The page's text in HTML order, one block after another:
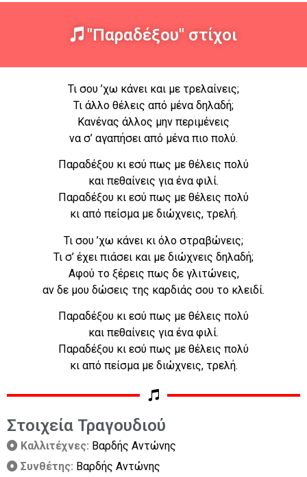
"Παραδέξου" στίχοι
Τι σου ’χω κάνει και με τρελαίνεις;
Τι άλλο θέλεις από μένα δηλαδή;
Κανένας άλλος μην περιμένεις
να σ’ αγαπήσει από μένα πιο πολύ.
Παραδέξου κι εσύ πως με θέλεις πολύ
και πεθαίνεις για ένα φιλί.
Παραδέξου κι εσύ πως με θέλεις πολύ
κι από πείσμα με διώχνεις, τρελή.
Τι σου ’χω κάνει κι όλο στραβώνεις;
Τι σ’ έχει πιάσει και με διώχνεις δηλαδή;
Αφού το ξέρεις πως δε γλιτώνεις,
αν δε μου δώσεις της καρδιάς σου το κλειδί.
Παραδέξου κι εσύ πως με θέλεις πολύ
και πεθαίνεις για ένα φιλί.
Παραδέξου κι εσύ πως με θέλεις πολύ
κι από πείσμα με διώχνεις, τρελή.
Στοιχεία Τραγουδιού
Καλλιτέχνες: Βαρδής Αντώνης
Συνθέτης: Βαρδής Αντώνης